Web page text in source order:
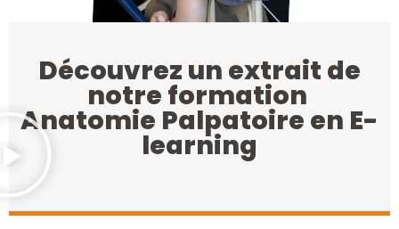
Découvrez un extrait de
notre formation
Anatomie Palpatoire en E-
learning